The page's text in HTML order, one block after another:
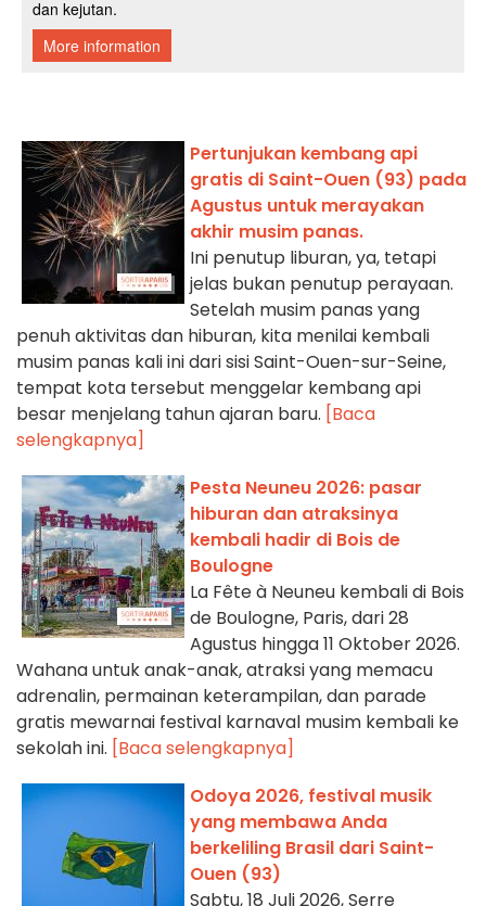
Pertunjukan kembang api
gratis di Saint-Ouen (93) pada
Agustus untuk merayakan
akhir musim panas.
Ini penutup liburan, ya, tetapi
jelas bukan penutup perayaan.
Setelah musim panas yang
penuh aktivitas dan hiburan, kita menilai kembali
musim panas kali ini dari sisi Saint-Ouen-sur-Seine,
tempat kota tersebut menggelar kembang api
besar menjelang tahun ajaran baru. [Baca
selengkapnya]
Pesta Neuneu 2026: pasar
hiburan dan atraksinya
kembali hadir di Bois de
Boulogne
La Fête à Neuneu kembali di Bois
de Boulogne, Paris, dari 28
Agustus hingga 11 Oktober 2026.
Wahana untuk anak-anak, atraksi yang memacu
adrenalin, permainan keterampilan, dan parade
gratis mewarnai festival karnaval musim kembali ke
sekolah ini. [Baca selengkapnya]
Odoya 2026, festival musik
yang membawa Anda
berkeliling Brasil dari Saint-
Ouen (93)
Sabtu, 18 Juli 2026, Serre